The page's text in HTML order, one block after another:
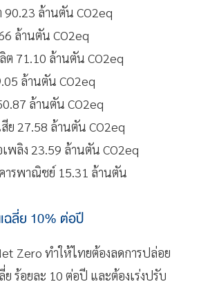
ล้านตัน CO2eq
ล้านตัน CO2eq
ต 71.10 ล้านตัน CO2eq
ล้านตัน CO2eq
ล้านตัน CO2eq
สีย 27.58 ล้านตัน CO2eq
เพลิง 23.59 ล้านตัน CO2eq
ารพาณิชย์ 15.31 ล้านตัน
ฉลี่ย 10% ต่อปี
Zero ทำให้ไทยต้องลดการปล่อย
ร้อยละ 10 ต่อปี และต้องเร่งปรับ